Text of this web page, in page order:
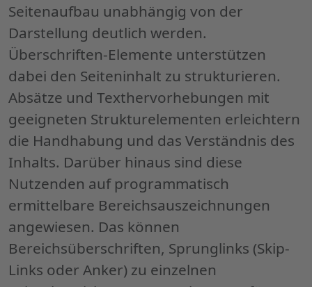
Seitenaufbau unabhängig von der
Darstellung deutlich werden.
Überschriften-Elemente unterstützen
dabei den Seiteninhalt zu strukturieren.
Absätze und Texthervorhebungen mit
geeigneten Strukturelementen erleichtern
die Handhabung und das Verständnis des
Inhalts. Darüber hinaus sind diese
Nutzenden auf programmatisch
ermittelbare Bereichsauszeichnungen
angewiesen. Das können
Bereichsüberschriften, Sprunglinks (Skip-
Links oder Anker) zu einzelnen